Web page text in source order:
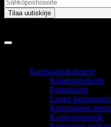
Kampaamokalusteet
Kampaamotuolit
Parturituolit
Lasten
Kampaamon
Kampaamopeilit